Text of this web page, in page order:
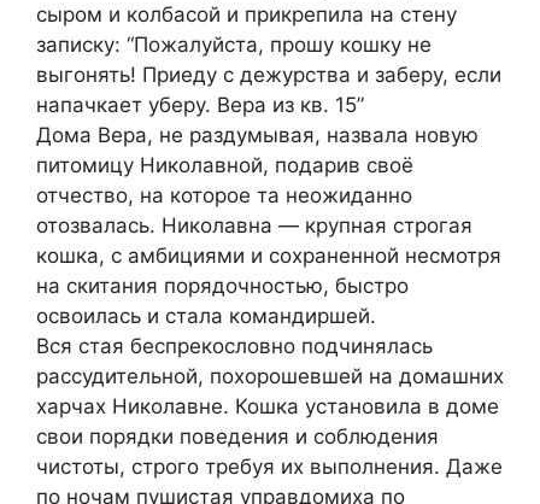
сыром и колбасой и прикрепила на стену
записку: “Пожалуйста, прошу кошку не
выгонять! Приеду с дежурства и заберу, если
напачкает уберу. Вера из кв. 15”
Дома Вера, не раздумывая, назвала новую
питомицу Николавной, подарив своё
отчество, на которое та неожиданно
отозвалась. Николавна — крупная строгая
кошка, с амбициями и сохраненной несмотря
на скитания порядочностью, быстро
освоилась и стала командиршей.
Вся стая беспрекословно подчинялась
рассудительной, похорошевшей на домашних
харчах Николавне. Кошка установила в доме
свои порядки поведения и соблюдения
чистоты, строго требуя их выполнения. Даже
по ночам пушистая управдомиха по